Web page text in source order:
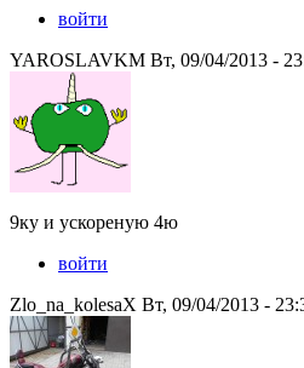
войти
YAROSLAVKM Вт, 09/04/2013 -
9ку и ускореную 4ю
войти
Zlo_na_kolesaX Вт, 09/04/2013 -